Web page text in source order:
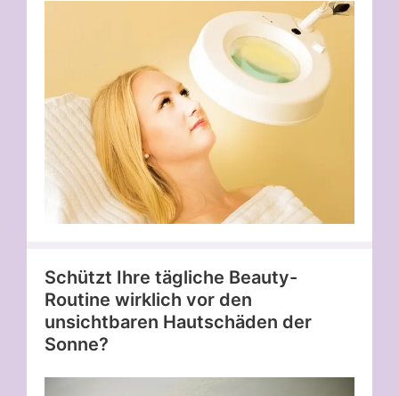
Schützt Ihre tägliche Beauty-
Routine wirklich vor den
unsichtbaren Hautschäden der
Sonne?